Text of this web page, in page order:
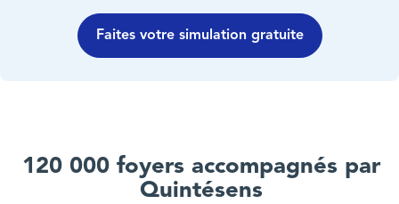
Faites votre simulation gratuite
120 000 foyers accompagnés par
Quintésens